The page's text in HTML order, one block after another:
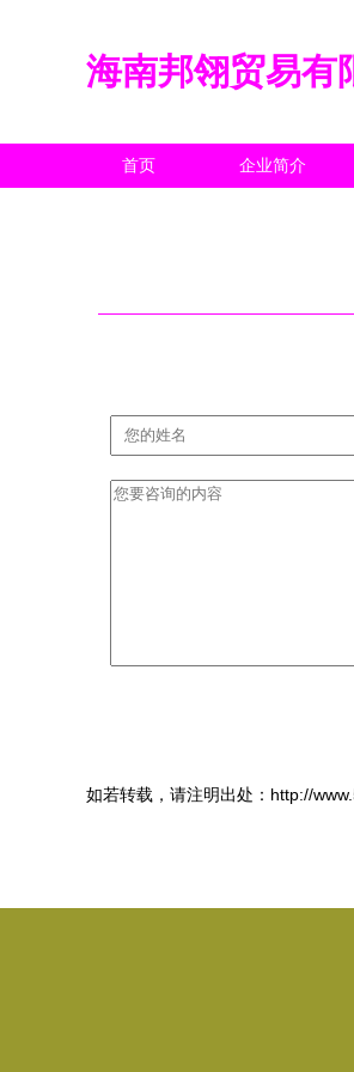
海南邦翎贸易有
首页 企业简介
如若转载，请注明出处：http://